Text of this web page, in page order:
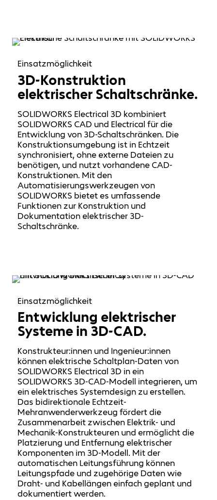
Einsatzmöglichkeit
3D-Konstruktion
elektrischer Schaltschränke.
SOLIDWORKS Electrical 3D kombiniert
SOLIDWORKS CAD und Electrical für die
Entwicklung von 3D-Schaltschränken. Die
Konstruktionsumgebung ist in Echtzeit
synchronisiert, ohne externe Dateien zu
benötigen, und nutzt vorhandene CAD-
Konstruktionen. Mit den
Automatisierungswerkzeugen von
SOLIDWORKS bietet es umfassende
Funktionen zur Konstruktion und
Dokumentation elektrischer 3D-
Schaltschränke.
Einsatzmöglichkeit
Entwicklung elektrischer
Systeme in 3D-CAD.
Konstrukteur:innen und Ingenieur:innen
können elektrische Schaltplan-Daten von
SOLIDWORKS Electrical 3D in ein
SOLIDWORKS 3D-CAD-Modell integrieren, um
ein elektrisches Systemdesign zu erstellen.
Das bidirektionale Echtzeit-
Mehranwenderwerkzeug fördert die
Zusammenarbeit zwischen Elektrik- und
Mechanik-Konstrukteuren und ermöglicht die
Platzierung und Entfernung elektrischer
Komponenten im 3D-Modell. Mit der
automatischen Leitungsführung können
Leitungspfade und zugehörige Daten wie
Draht- und Kabellängen einfach geplant und
dokumentiert werden.